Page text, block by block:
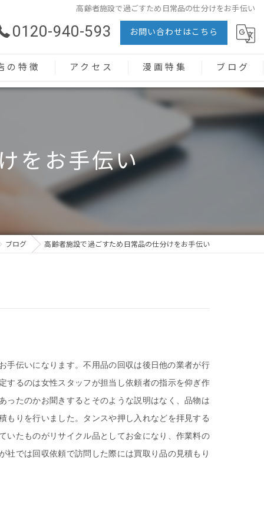
高齢者施設で過ごすため日常品の仕分けをお手伝い
0120-940-593 お問い合わせはこちら
の特徴
回収
アクセス 漫画特集 ブログ
をお手伝い
ブログ 高齢者施設で過ごすため日常品の仕分けをお手伝い
手伝いになります。不用品の回収は後日他の業者が行
するのは女性スタッフが担当し依頼者の指示を仰ぎ作
ったのかお聞きするとそのような説明はなく、品物は
もりを行いました。タンスや押し入れなどを拝見する
いたものがリサイクル品としてお金になり、作業料の
では回収依頼で訪問した際には買取り品の見積もり